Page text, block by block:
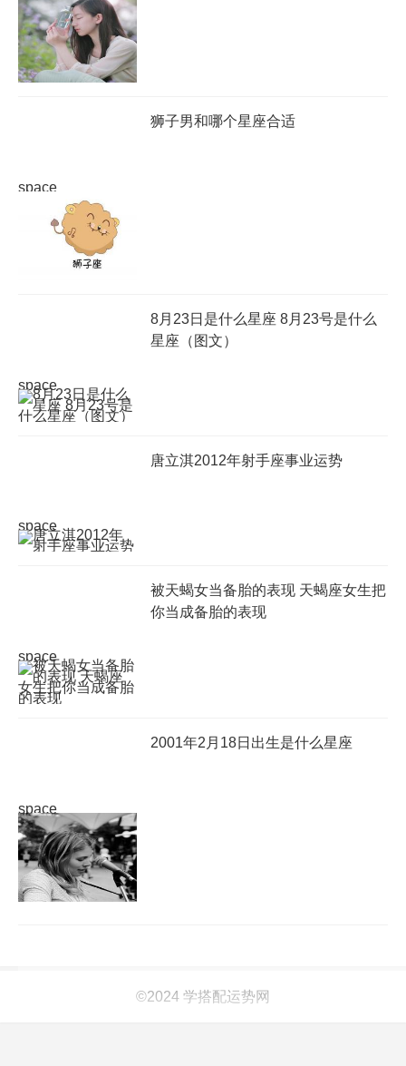
space
狮子男和哪个星座合适
space
8月23日是什么星座 8月23号是什么
星座（图文）
space
唐立淇2012年射手座事业运势
space
被天蝎女当备胎的表现 天蝎座女生把
你当成备胎的表现
space
2001年2月18日出生是什么星座
©2024 学搭配运势网